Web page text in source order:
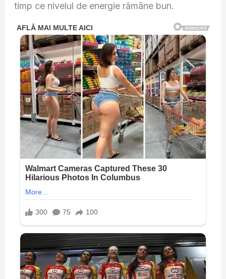
timp ce nivelul de energie rămâne bun.